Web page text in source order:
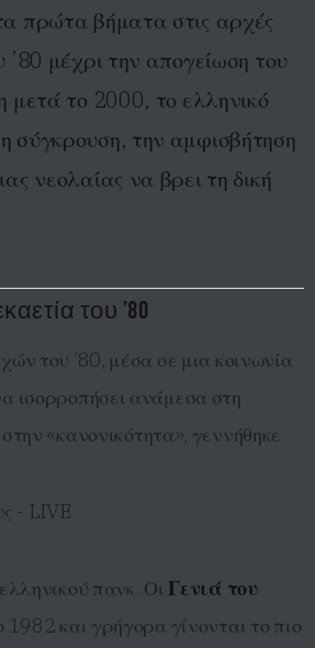
πρώτα βήματα στις αρχές
’80 μέχρι την απογείωση του
μετά το 2000, το ελληνικό
σύγκρουση, την αμφισβήτηση
νεολαίας να βρει τη δική
του ’80
του ’80, μέσα σε μια κοινωνία
ισορροπήσει ανάμεσα στη
«κανονικότητα», γεννήθηκε
πανκ. Οι Γενιά του
1982 και γρήγορα γίνονται το πιο